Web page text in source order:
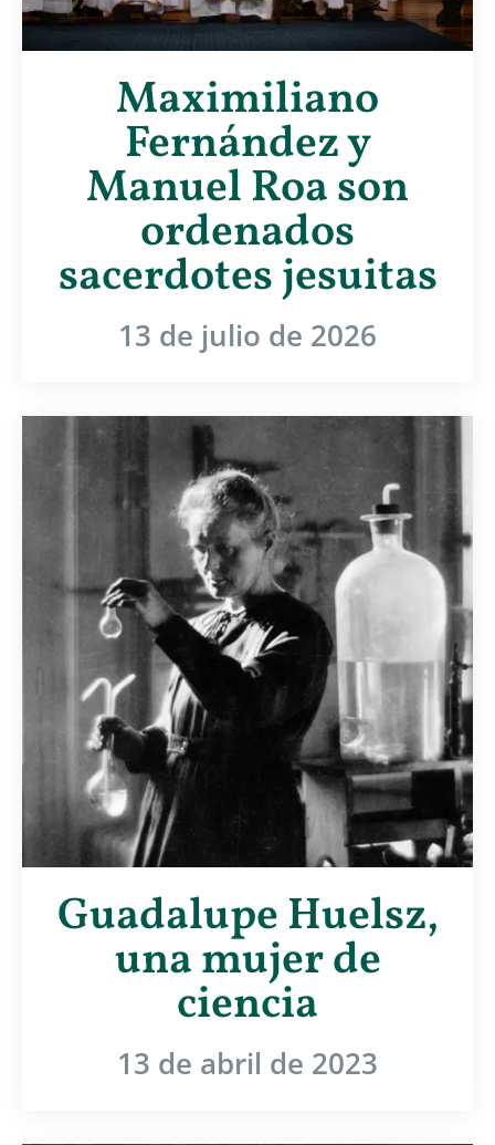
Maximiliano
Fernández y
Manuel Roa son
ordenados
sacerdotes jesuitas
13 de julio de 2026
Guadalupe Huelsz,
una mujer de
ciencia
13 de abril de 2023